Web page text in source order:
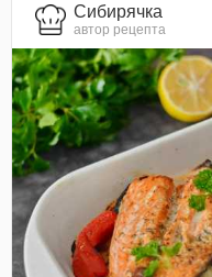
Сибирячка
автор рецепта